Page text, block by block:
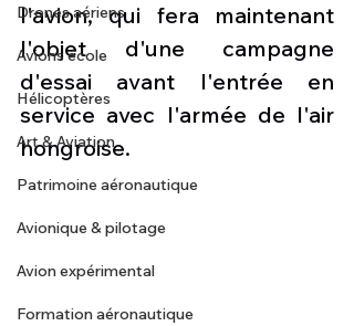
Drones aériens
Avions école
Hélicoptères
Art & Aviation
Patrimoine aéronautique
Avionique & pilotage
Avion expérimental
Formation aéronautique
l'avion, qui fera maintenant
l'objet d'une campagne
d'essai avant l'entrée en
service avec l'armée de l'air
hongroise.